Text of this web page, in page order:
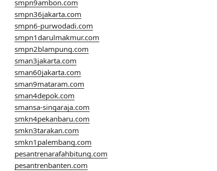
smpn9ambon.com
smpn36jakarta.com
smpn6-purwodadi.com
smpn1darulmakmur.com
smpn2blampung.com
sman3jakarta.com
sman60jakarta.com
sman9mataram.com
sman4depok.com
smansa-singaraja.com
smkn4pekanbaru.com
smkn3tarakan.com
smkn1palembang.com
pesantrenarafahbitung.com
pesantrenbanten.com